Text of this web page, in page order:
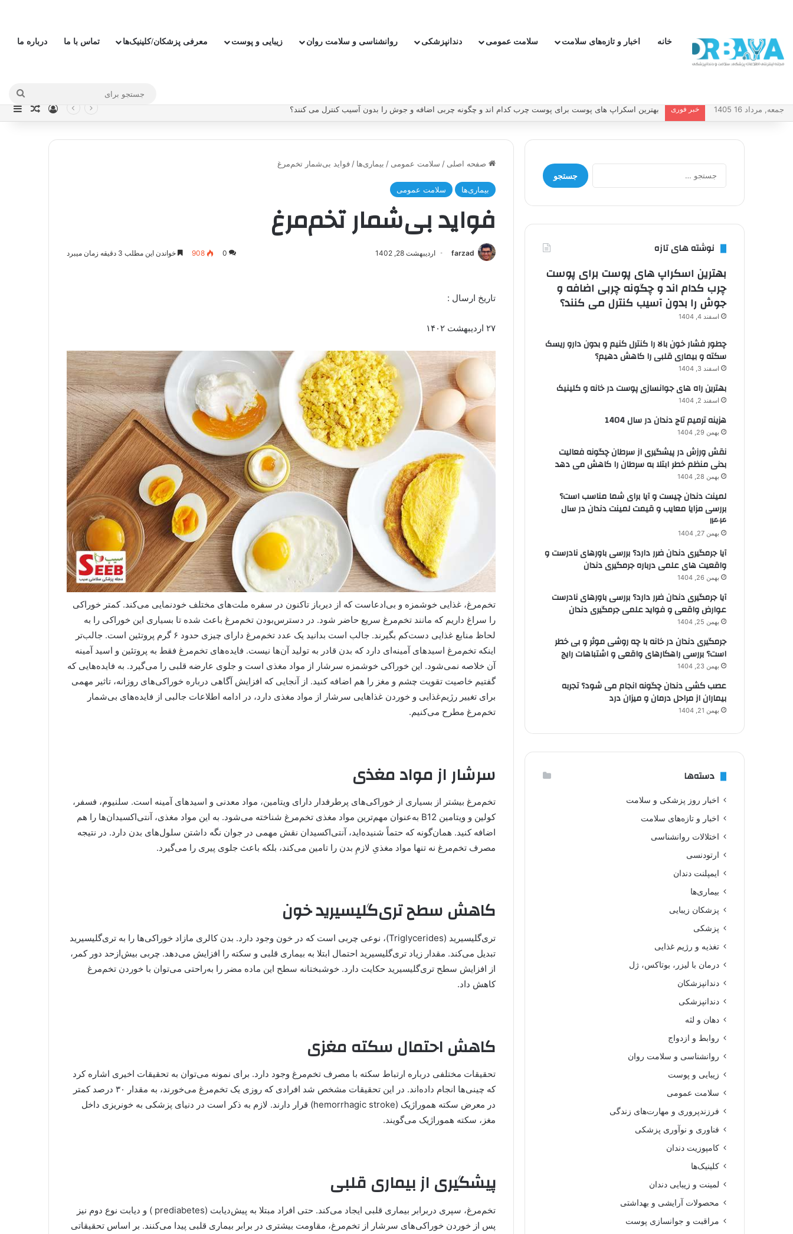
خانه اخبار و تازه‌های سلامت سلامت عمومی دندانپزشکی روانشناسی و سلامت روان زیبایی و پوست معرفی پزشکان/کلینیک‌ها تماس با ما درباره ما
برای
جمعه, مرداد 16 1405 خبر فوری بهترین اسکراپ های پوست برای پوست چرب کدام اند و چگونه چربی اضافه و جوش را بدون آسیب کنترل می کنند؟ ورودنوشته
صفحه اصلی / سلامت عمومی / بیماری‌ها / فواید بی‌شمار تخم‌مرغ
بیماری‌ها سلامت عمومی
فواید بی‌شمار تخم‌مرغ
farzad اردیبهشت 28, 1402 0
908 خواندن این مطلب 3 دقیقه زمان میبرد
تاریخ ارسال :
۲۷ اردیبهشت ۱۴۰۲
تخم‌مرغ، غذایی خوشمزه و بی‌ادعاست که از دیرباز تاکنون در سفره ملت‌های مختلف خودنمایی می‌کند. کمتر خوراکی
را سراغ داریم که مانند تخم‌مرغ سریع حاضر شود. در دسترس‌بودن تخم‌مرغ باعث شده تا بسیاری این خوراکی را به
لحاظ منابع غذایی دست‌کم بگیرند. جالب‌ است بدانید یک عدد تخم‌مرغ دارای چیزی حدود ۶ گرم پروتئین است. جالب‌تر
اینکه تخم‌مرغ اسید‌های آمینه‌ای دارد که بدن قادر به تولید آن‌ها نیست. فایده‌های تخم‌مرغ فقط به پروتئین و اسید آمینه
آن خلاصه نمی‌شود. این خوراکی خوشمزه سرشار از مواد مغذی است و جلوی عارضه‌ قلبی را می‌گیرد. به فایده‌هایی که
گفتیم خاصیت تقویت چشم و مغز را هم اضافه کنید. از آنجایی که افزایش آگاهی درباره خوراکی‌های روزانه، تاثیر مهمی
برای تغییر رژیم‌غذایی و خوردن غذاهایی سرشار از مواد مغذی دارد، در ادامه اطلاعات جالبی از فایده‌های بی‌شمار
تخم‌مرغ مطرح می‌کنیم.
سرشار از مواد مغذی
تخم‌مرغ بیشتر از بسیاری از خوراکی‌های پرطرفدار دارای ویتامین، مواد معدنی و اسید‌های آمینه است. سلنیوم، فسفر،
کولین و ویتامین B12 به‌عنوان مهم‌ترین مواد مغذی تخم‌مرغ شناخته می‌شود. به این مواد مغذی، آنتی‌اکسیدان‌ها را هم
اضافه کنید. همان‌گونه که حتماً شنیده‌اید، آنتی‌اکسیدان نقش مهمی در جوان ‌نگه ‌داشتن سلول‌های بدن دارد. در نتیجه
مصرف تخم‌مرغ نه ‌تنها مواد مغذیِ لازمِ بدن را تامین می‌کند، بلکه باعث جلوی پیری را می‌گیرد.
کاهش سطح تری‌گلیسیرید خون
تری‌گلیسیرید (Triglycerides)، نوعی چربی است که در خون وجود دارد. بدن کالری‌ مازاد خوراکی‌ها را به تری‌گلیسیرید
تبدیل می‌کند. مقدار زیاد تری‌گلیسیرید احتمال ابتلا به بیماری قلبی و سکته را افزایش می‌دهد. چربی بیش‌از‌حد دور کمر،
از افزایش سطح تری‌گلیسیرید حکایت دارد. خوشبختانه سطح این ماده مضر را به‌راحتی می‌توان با خوردن تخم‌مرغ
کاهش داد.
کاهش احتمال سکته مغزی
تحقیقات مختلفی درباره ارتباط سکته با مصرف تخم‌مرغ وجود دارد. برای نمونه می‌توان به تحقیقات اخیری اشاره کرد
که چینی‌ها انجام داده‌اند. در این تحقیقات مشخص شد افرادی که روزی یک تخم‌مرغ می‌خورند، به مقدار ۳۰ درصد کمتر
در معرض سکته هموراژیک (hemorrhagic stroke) قرار دارند. لازم به ذکر است در دنیای پزشکی به خونریزی داخل
مغز، سکته هموراژیک می‌گویند.
پیشگیری از بیماری‌ قلبی
تخم‌مرغ، سپری دربرابر بیماری‌‌ قلبی ایجاد می‌کند. حتی افراد مبتلا به پیش‌دیابت (prediabetes ) و دیابت نوع دوم نیز
پس از خوردن خوراکی‌های سرشار از تخم‌مرغ، مقاومت بیشتری در برابر بیماری قلبی پیدا می‌کنند. بر اساس تحقیقاتی
جستجو
برای:
نوشته های تازه
بهترین اسکراپ های پوست برای پوست
چرب کدام اند و چگونه چربی اضافه و
جوش را بدون آسیب کنترل می کنند؟
اسفند 4, 1404
چطور فشار خون بالا را کنترل کنیم و بدون دارو ریسک
سکته و بیماری قلبی را کاهش دهیم؟
اسفند 3, 1404
بهترین راه های جوانسازی پوست در خانه و کلینیک
اسفند 2, 1404
هزینه ترمیم تاج دندان در سال 1404
بهمن 29, 1404
نقش ورزش در پیشگیری از سرطان چگونه فعالیت
بدنی منظم خطر ابتلا به سرطان را کاهش می دهد
بهمن 28, 1404
لمینت دندان چیست و آیا برای شما مناسب است؟
بررسی مزایا معایب و قیمت لمینت دندان در سال
۱۴۰۴
بهمن 27, 1404
آیا جرمگیری دندان ضرر دارد؟ بررسی باورهای نادرست و
واقعیت های علمی درباره جرمگیری دندان
بهمن 26, 1404
آیا جرمگیری دندان ضرر دارد؟ بررسی باورهای نادرست
عوارض واقعی و فواید علمی جرمگیری دندان
بهمن 25, 1404
جرمگیری دندان در خانه با چه روشی موثر و بی خطر
است؟ بررسی راهکارهای واقعی و اشتباهات رایج
بهمن 23, 1404
عصب کشی دندان چگونه انجام می شود؟ تجربه
بیماران از مراحل درمان و میزان درد
بهمن 21, 1404
دسته‌ها
اخبار روز پزشکی و سلامت
اخبار و تازه‌های سلامت
اختلالات روانشناسی
ارتودنسی
ایمپلنت دندان
بیماری‌ها
پزشکان زیبایی
پزشکی
تغذیه و رژیم غذایی
درمان با لیزر، بوتاکس، ژل
دندانپزشکان
دندانپزشکی
دهان و لثه
روابط و ازدواج
روانشناسی و سلامت روان
زیبایی و پوست
سلامت عمومی
فرزندپروری و مهارت‌های زندگی
فناوری و نوآوری پزشکی
کامپوزیت دندان
کلینیک‌ها
لمینت و زیبایی دندان
محصولات آرایشی و بهداشتی
مراقبت و جوانسازی پوست